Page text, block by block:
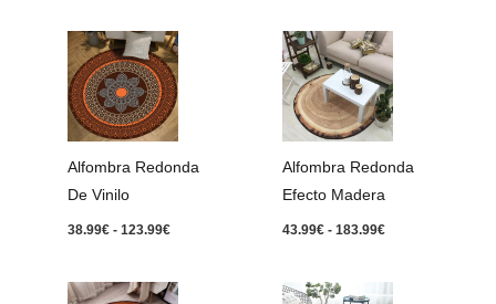
Alfombra Redonda
De Vinilo
38.99€ - 123.99€
Rango
de
precios:
desde
38.99€
hasta
123.99€
Alfombra Redonda
Efecto Madera
43.99€ - 183.99€
Rango
de
precios:
desde
43.99€
hasta
183.99€
Rango